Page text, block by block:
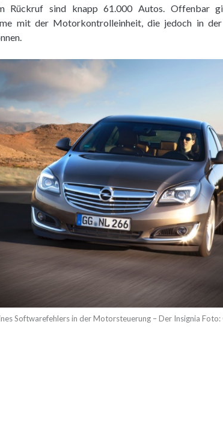
Rückruf sind knapp 61.000 Autos. Offenbar
mit der Motorkontrolleinheit, die jedoch in
Softwarefehlers in der Motorsteuerung – Der Insignia